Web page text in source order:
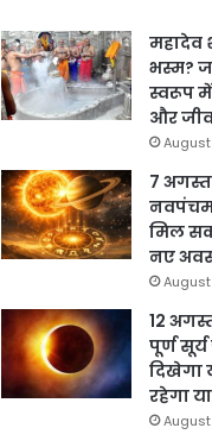
महादेव
भस्म?
स्वरूप में
और
7
नवपंचम
मिल
नए
12
पूर्ण
दिखेगा
रहेगा